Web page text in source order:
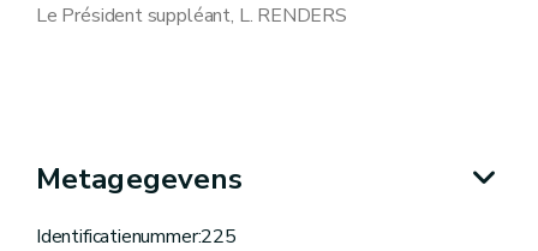
Le Président suppléant, L. RENDERS
Metagegevens
Identificatienummer:225